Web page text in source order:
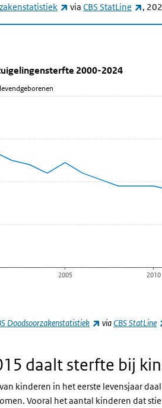
(externe link)
viaCBS StatLine ,
in zuigelingensterfte
'Trend in zuigelingensterfte 2000-
zuigelingensterfte
met 25 data punten.
1 Y-as die Per 1.000
2000-2024
2005 2010
Doodsoorzakenstatistiek (externe link)
via CBS StatLine
daalt sterfte bij
kinderen in het eerste levensjaar
Vooral het aantal kinderen dat